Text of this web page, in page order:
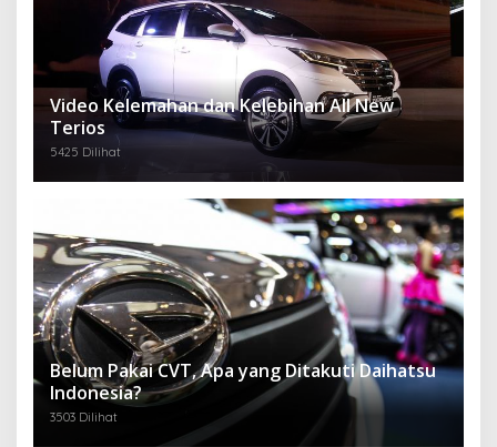
Video Kelemahan dan Kelebihan All New
Terios
5425 Dilihat
Belum Pakai CVT, Apa yang Ditakuti Daihatsu
Indonesia?
3503 Dilihat